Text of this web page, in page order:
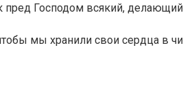
Господом всякий, делающий
мы хранили свои сердца в